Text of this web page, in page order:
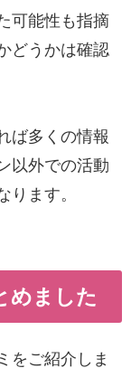
可能性も指摘
どうかは確認
ば多くの情報
以外での活動
ります。
めました
をご紹介しま